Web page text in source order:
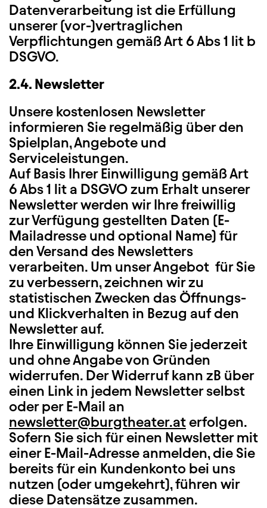
Datenverarbeitung ist die Erfüllung
unserer (vor-)vertraglichen
Verpflichtungen gemäß Art 6 Abs 1 lit b
DSGVO.
2.4. Newsletter
Unsere kostenlosen Newsletter
informieren Sie regelmäßig über den
Spielplan, Angebote und
Serviceleistungen.
Auf Basis Ihrer Einwilligung gemäß Art
6 Abs 1 lit a DSGVO zum Erhalt unserer
Newsletter werden wir Ihre freiwillig
zur Verfügung gestellten Daten (E-
Mailadresse und optional Name) für
den Versand des Newsletters
verarbeiten. Um unser Angebot für Sie
zu verbessern, zeichnen wir zu
statistischen Zwecken das Öffnungs-
und Klickverhalten in Bezug auf den
Newsletter auf.
Ihre Einwilligung können Sie jederzeit
und ohne Angabe von Gründen
widerrufen. Der Widerruf kann zB über
einen Link in jedem Newsletter selbst
oder per E-Mail an
newsletter@burgtheater.aterfolgen.
Sofern Sie sich für einen Newsletter mit
einer E-Mail-Adresse anmelden, die Sie
bereits für ein Kundenkonto bei uns
nutzen (oder umgekehrt), führen wir
diese Datensätze zusammen.